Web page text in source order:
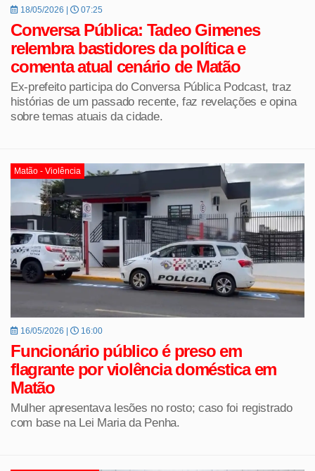
18/05/2026 | 07:25
Conversa Pública: Tadeo Gimenes
relembra bastidores da política e
comenta atual cenário de Matão
Ex-prefeito participa do Conversa Pública Podcast, traz
histórias de um passado recente, faz revelações e opina
sobre temas atuais da cidade.
Matão - Violência
16/05/2026 | 16:00
Funcionário público é preso em
flagrante por violência doméstica em
Matão
Mulher apresentava lesões no rosto; caso foi registrado
com base na Lei Maria da Penha.